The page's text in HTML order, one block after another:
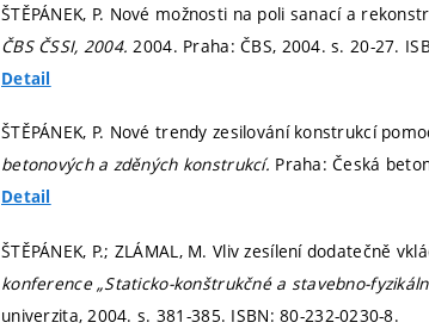
ŠTĚPÁNEK, P. Nové možnosti na poli sanací a
ČBS ČSSI, 2004. 2004. Praha: ČBS, 2004.s. 20-27.
Detail
ŠTĚPÁNEK, P. Nové trendy zesilování konstrukcí
betonových a zděných konstrukcí. Praha: Česká
Detail
ŠTĚPÁNEK, P.; ZLÁMAL, M. Vliv zesílení dodatečně
konference „Staticko-konštrukčné a stavebno-
univerzita, 2004.s. 381-385. ISBN: 80-232-0230-8.